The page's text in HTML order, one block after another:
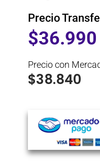
Precio
$36.990
Precio con
$38.840